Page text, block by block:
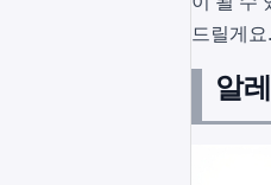
드릴게요.
알